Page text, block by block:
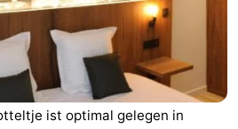
ist optimal gelegen in